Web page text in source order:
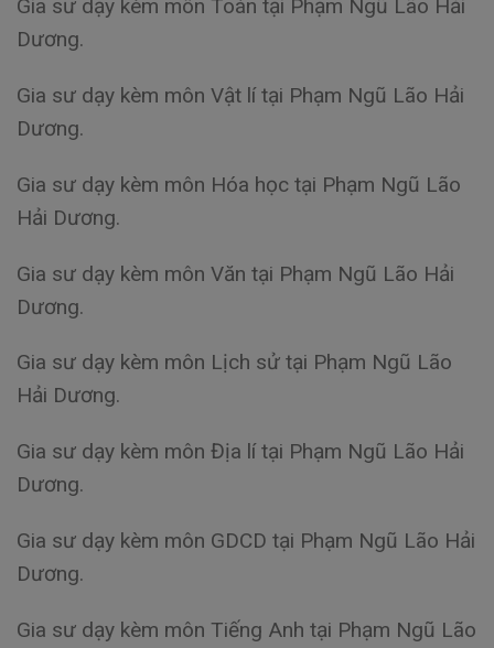
Gia sư dạy kèm môn Toán tại Phạm Ngũ Lão Hải
Dương.
Gia sư dạy kèm môn Vật lí tại Phạm Ngũ Lão Hải
Dương.
Gia sư dạy kèm môn Hóa học tại Phạm Ngũ Lão
Hải Dương.
Gia sư dạy kèm môn Văn tại Phạm Ngũ Lão Hải
Dương.
Gia sư dạy kèm môn Lịch sử tại Phạm Ngũ Lão
Hải Dương.
Gia sư dạy kèm môn Địa lí tại Phạm Ngũ Lão Hải
Dương.
Gia sư dạy kèm môn GDCD tại Phạm Ngũ Lão Hải
Dương.
Gia sư dạy kèm môn Tiếng Anh tại Phạm Ngũ Lão